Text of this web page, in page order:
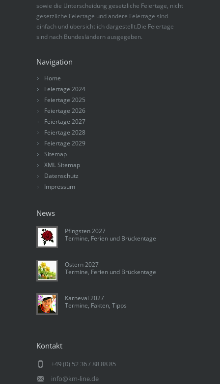
sowie die Unterscheidung gesetzliche Feiertage, nicht
gesetzliche Feiertage und andere Feiertage sind
einfach und übersichtlich dargestellt.Die Feiertage
sind nach Bundesländern ausgegeben.
Navigation
Home
Feiertage 2024
Feiertage 2025
Feiertage 2026
Feiertage 2027
Feiertage 2028
Feiertage 2029
Sitemap
XML Sitemap
Datenschutz
Impressum
News
Pfingsten 2027
Termine, Ferien und Brückentage
Ostern 2027
Termine, Ferien und Brückentage
Karneval 2027
Termine, Fakten, Tipps
Kontakt
+49 (0) 52 36 / 88 88 85
info@km-line.de